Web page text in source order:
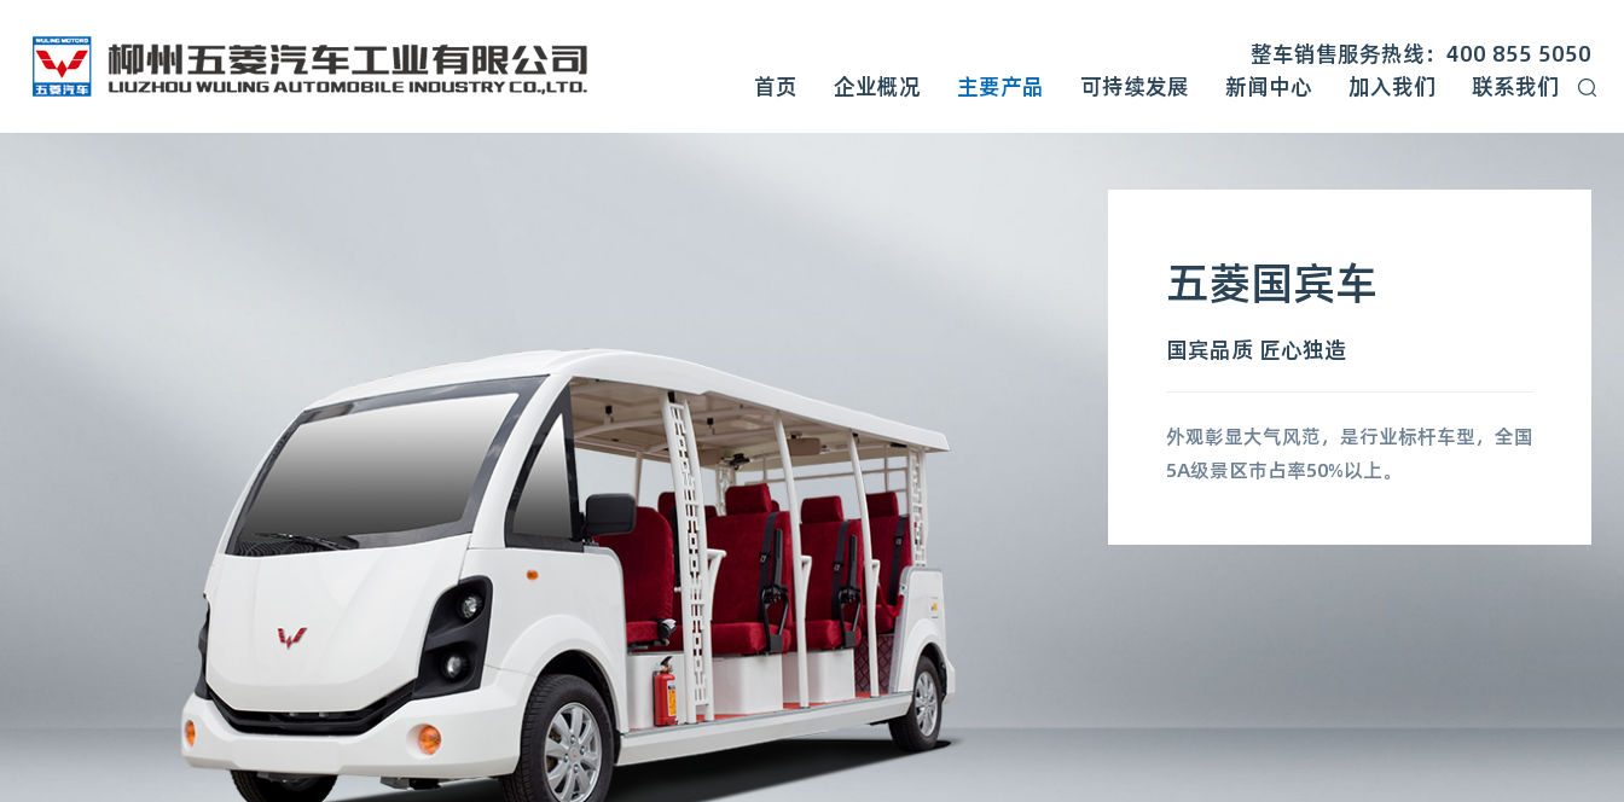
整车销售服务热线：400 855 5050
首页
企业概况 主要产品 可持续发展 新闻中心 加入我们 联系我们
五菱国宾车
国宾品质 匠心独造
外观彰显大气风范，是行业标杆车型，全国
5A级景区市占率50%以上。